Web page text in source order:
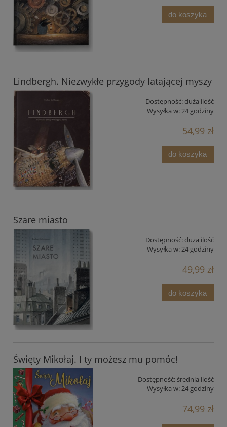
do koszyka
Lindbergh. Niezwykłe przygody latającej myszy
Dostępność: duża ilość
Wysyłka w:24 godziny
54,99 zł
do koszyka
Szare miasto
Dostępność: duża ilość
Wysyłka w:24 godziny
49,99 zł
do koszyka
Święty Mikołaj. I ty możesz mu pomóc!
Dostępność:średnia ilość
Wysyłka w:24 godziny
74,99 zł